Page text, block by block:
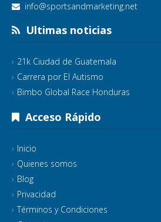
info@sportsandmarketing.net
Ultimas noticias
21k Ciudad de Guatemala
Carrera por El Autismo
Bimbo Global Race Honduras
Acceso Rápido
Inicio
Quienes somos
Blog
Privacidad
Términos y Condiciones